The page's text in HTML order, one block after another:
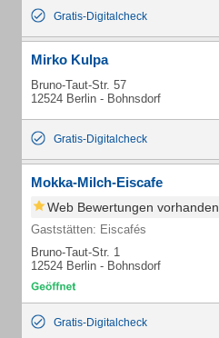
Gratis-Digitalcheck
Mirko Kulpa
Bruno-Taut-Str. 57
12524 Berlin - Bohnsdorf
Gratis-Digitalcheck
Mokka-Milch-Eiscafe
Web Bewertungen vorhanden
Gaststätten: Eiscafés
Bruno-Taut-Str. 1
12524 Berlin - Bohnsdorf
Gratis-Digitalcheck